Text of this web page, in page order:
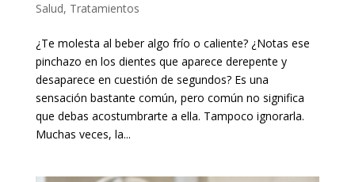
Salud, Tratamientos
¿Te molesta al beber algo frío o caliente? ¿Notas ese
pinchazo en los dientes que aparece derepente y
desaparece en cuestión de segundos? Es una
sensación bastante común, pero común no significa
que debas acostumbrarte a ella. Tampoco ignorarla.
Muchas veces, la...